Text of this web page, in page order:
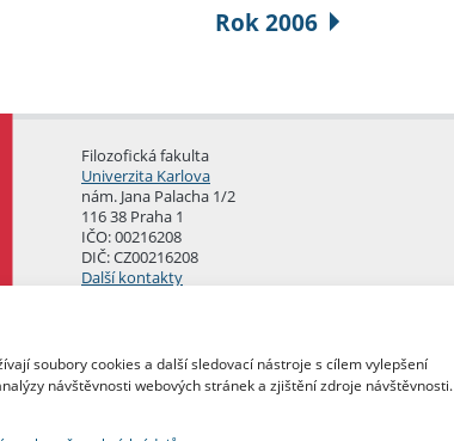
soubory cookies a další sledovací nástroje s cílem vylepšení
návštěvnosti webových stránek a zjištění zdroje návštěvnosti.
Rok 2006
Filozofická fakulta
Univerzita Karlova
nám. Jana Palacha 1/2
116 38 Praha 1
IČO: 00216208
DIČ: CZ00216208
Další kontakty